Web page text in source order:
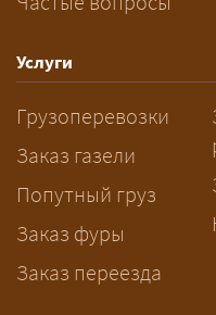
рабочих
рассчитает
подготовку
Услуги
Грузоперевозки
Заказ газели
Попутный груз
Заказ фуры
Заказ переезда